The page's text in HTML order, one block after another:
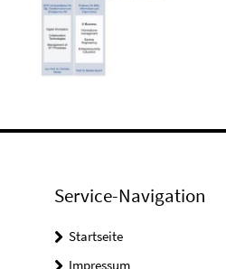
Service-Navigation
Startseite
Impressum